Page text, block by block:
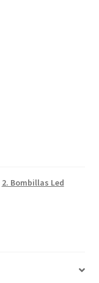
2. Bombillas Led